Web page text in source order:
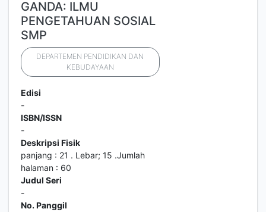
GANDA: ILMU
PENGETAHUAN SOSIAL
SMP
DEPARTEMEN PENDIDIKAN DAN
KEBUDAYAAN
Edisi
-
ISBN/ISSN
-
Deskripsi Fisik
panjang : 21 . Lebar; 15 .Jumlah
halaman : 60
Judul Seri
-
No. Panggil